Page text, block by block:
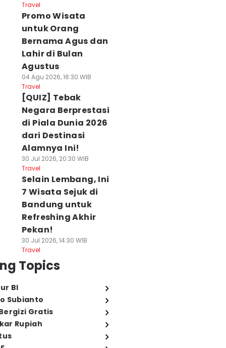
Travel
Promo Wisata
untuk Orang
Bernama Agus dan
Lahir di Bulan
Agustus
04 Agu 2026, 16:30 WIB
Travel
[QUIZ] Tebak
Negara Berprestasi
di Piala Dunia 2026
dari Destinasi
Alamnya Ini!
30 Jul 2026, 20:30 WIB
Travel
Selain Lembang, Ini
7 Wisata Sejuk di
Bandung untuk
Refreshing Akhir
Pekan!
30 Jul 2026, 14:30 WIB
Travel
Topics
BI
Subianto
Gratis
Rupiah